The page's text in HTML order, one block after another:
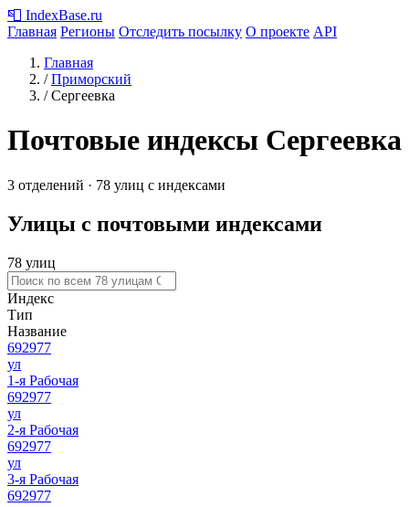
📮 IndexBase.ru
Главная Регионы Отследить посылку О проекте API
Главная
/ Приморский
/ Сергеевка
Почтовые индексы Сергеевка
3 отделений · 78 улиц с индексами
Улицы с почтовыми индексами
78 улиц
Индекс
Тип
Название
692977
ул
1-я Рабочая
692977
ул
2-я Рабочая
692977
ул
3-я Рабочая
692977